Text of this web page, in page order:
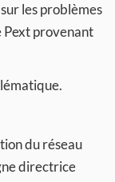
les problèmes
Pext provenant
du réseau
directrice